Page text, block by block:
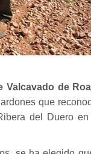
Valcavado de Roa
que
del Duero